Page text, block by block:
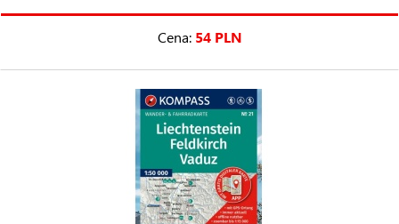
Cena: 54 PLN